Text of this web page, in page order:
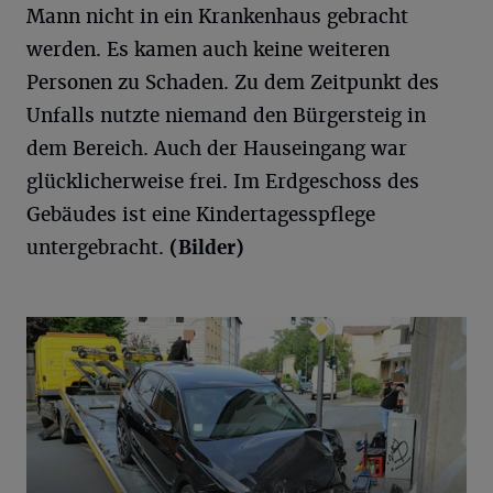
Mann nicht in ein Krankenhaus gebracht
werden. Es kamen auch keine weiteren
Personen zu Schaden. Zu dem Zeitpunkt des
Unfalls nutzte niemand den Bürgersteig in
dem Bereich. Auch der Hauseingang war
glücklicherweise frei. Im Erdgeschoss des
Gebäudes ist eine Kindertagesspflege
untergebracht. (Bilder)